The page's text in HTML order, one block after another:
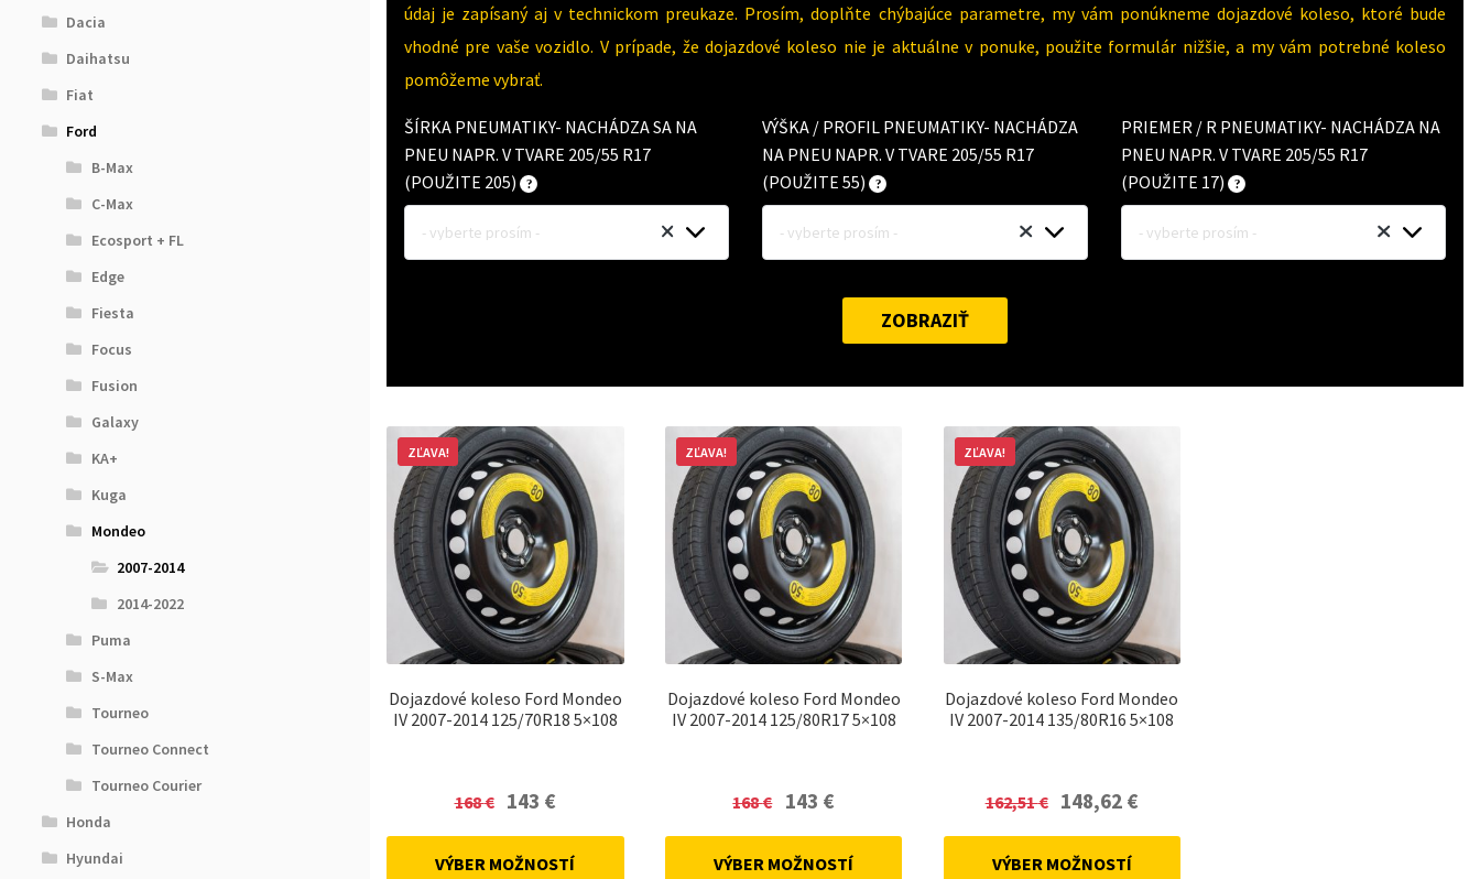
Dacia
Daihatsu
Fiat
Ford
B-Max
C-Max
Ecosport + FL
Edge
Fiesta
Focus
Fusion
Galaxy
KA+
Kuga
Mondeo
2007-2014
2014-2022
Puma
S-Max
Tourneo
Tourneo Connect
Tourneo Courier
Honda
Hyundai
údaj je zapísaný aj v technickom preukaze. Prosím, doplňte chýbajúce parametre, my vám ponúkneme dojazdové koleso, ktoré bude
vhodné pre vaše vozidlo. V prípade, že dojazdové koleso nie je aktuálne v ponuke, použite formulár nižšie, a my vám potrebné koleso
pomôžeme vybrať.
ŠÍRKA PNEUMATIKY- NACHÁDZA SA NA
PNEU NAPR. V TVARE 205/55 R17
(POUŽITE 205)
- vyberte prosím -
VÝŠKA / PROFIL PNEUMATIKY- NACHÁDZA
NA PNEU NAPR. V TVARE 205/55 R17
(POUŽITE 55)
- vyberte prosím -
PRIEMER / R PNEUMATIKY- NACHÁDZA NA
PNEU NAPR. V TVARE 205/55 R17
(POUŽITE 17)
- vyberte prosím -
ZOBRAZIŤ
Dojazdové koleso Ford Mondeo
IV 2007-2014 125/70R18 5×108
ZĽAVA!
168€
Original
168 €.
143 €
143 €.
VÝBER MOŽNOSTÍ
Dojazdové koleso Ford Mondeo
IV 2007-2014 125/80R17 5×108
ZĽAVA!
168€
Original
168 €.
143 €Current
143 €.
VÝBER MOŽNOSTÍ
Dojazdové koleso Ford Mondeo
IV 2007-2014 135/80R16 5×108
ZĽAVA!
162,51€
Original
162,51 €.
148,62 €
VÝBER MOŽNOSTÍ